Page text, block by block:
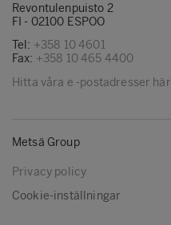
Revontulenpuisto 2
FI - 02100 ESPOO
Tel: +358 10 4601
Fax: +358 10 465 4400
Hitta våra e -postadresser här
Metsä Group
Privacy policy
Cookie-inställningar